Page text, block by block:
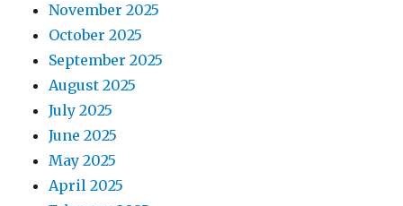
November 2025
October 2025
September 2025
August 2025
July 2025
June 2025
May 2025
April 2025